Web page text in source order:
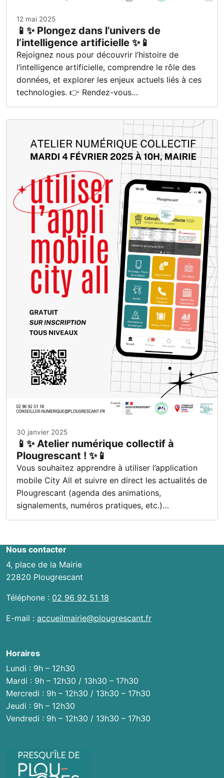
12 mai 2025
📱✨ Plongez dans l’univers de
l’intelligence artificielle ✨📱
Rejoignez nous pour découvrir l’histoire de
l’intelligence artificielle, comprendre le rôle des
données, et explorer les enjeux actuels liés à ces
technologies. 👉 Rendez-vous…
30 janvier 2025
📱✨ Atelier numérique collectif à
Plougrescant ! ✨📱
Vous souhaitez apprendre à utiliser l’application
mobile City All et suivre en direct les actualités de
Plougrescant (agenda des animations,
signalements, numéros pratiques, etc.)…
Nous contacter
4, place de la Mairie
22820 Plougrescant
Téléphone : 02 96 92 51 18
E-mail : accueilmairie@plougrescant.fr
Horaires
Lundi : 9h – 12h30
Mardi : 9h – 12h30 / 13h30 – 17h30
Mercredi : 9h – 12h30 / 13h30 – 17h30
Jeudi : 9h – 12h30
Vendredi : 9h – 12h30 / 13h30 – 17h30